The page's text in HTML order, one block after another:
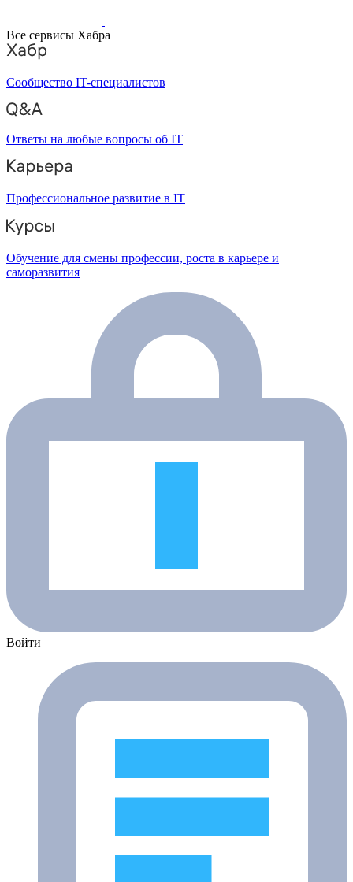
Все сервисы Хабра
Сообщество IT-специалистов
Ответы на любые вопросы об IT
Профессиональное развитие в IT
Обучение для смены профессии, роста в карьере и
саморазвития
Войти